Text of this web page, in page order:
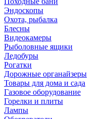
Эндоскопы
Охота, рыбалка
Блесны
Видеокамеры
Рыболовные ящики
Ледобуры
Рогатки
Дорожные органайзеры
Товары для дома и сада
Газовое оборудование
Горелки и плиты
Лампы